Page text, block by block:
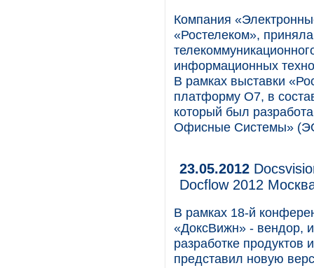
Компания
«Ростелеком»,
информационных
В рамках выставки
платформу O7, в
который был
Офисные Системы»
23.05.2012
Docflow 2012
В рамках 18-й
«ДоксВижн» - вендор,
разработке
представил новую